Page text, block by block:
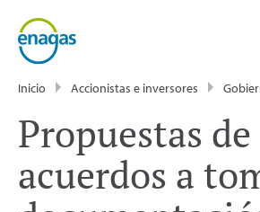
Inicio Accionistas e inversores
Propuestas de
acuerdos a